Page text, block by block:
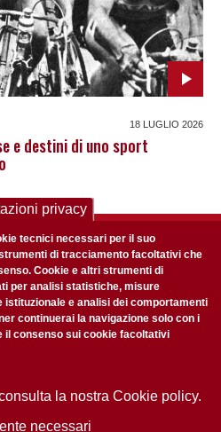
18 LUGLIO 2026
e destini di uno sport
te nostre storie più rilevanti:
della nostra newsletter
privacy
tecnici necessari per il suo
di tracciamento facoltativi che
Cookie e altri strumenti di
per analisi statistiche, misure
e analisi dei comportamenti
continuerai la navigazione solo con i
il consenso sui cookie facoltativi
la nostra Cookie policy.
necessari